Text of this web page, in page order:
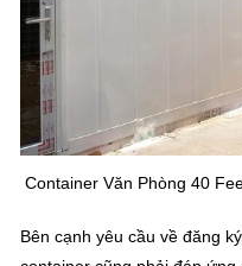
Container Văn Phòng 40
Bên cạnh yêu cầu về đăng